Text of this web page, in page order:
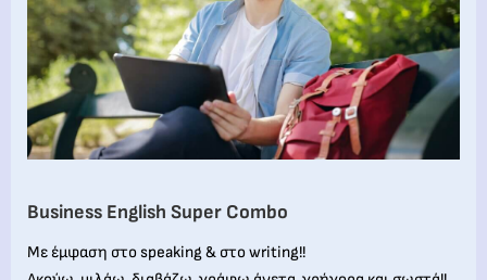
Business English Super Combo
Με έμφαση στο speaking & στο writing!!